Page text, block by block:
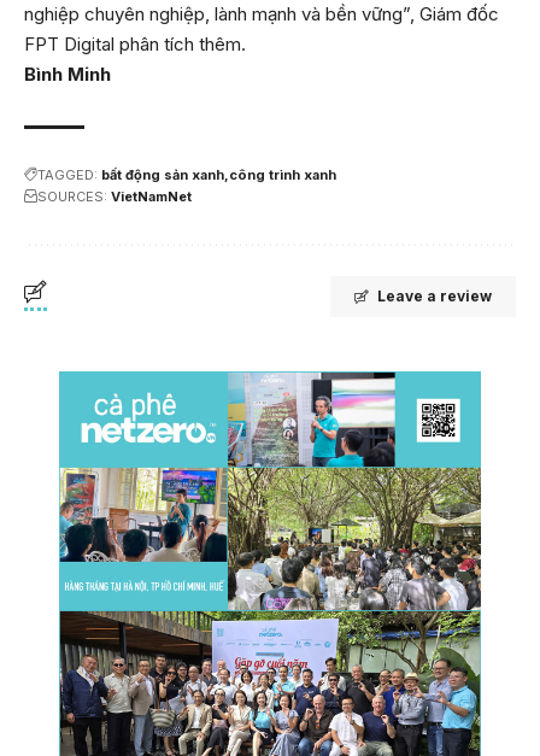
nghiệp chuyên nghiệp, lành mạnh và bền vững”, Giám đốc
FPT Digital phân tích thêm.
Bình Minh
TAGGED: bất động sản xanh công trình xanh
SOURCES: VietNamNet
Leave a review